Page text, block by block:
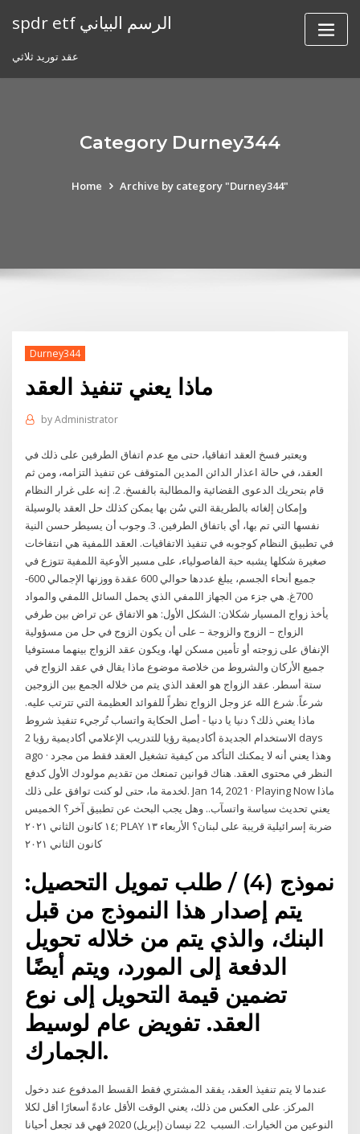
spdr etf الرسم البياني
عقد توريد ثلاثي
Category Durney344
Home Archive by category "Durney344"
Durney344
ماذا يعني تنفيذ العقد
byAdministrator
ويعتبر فسخ العقد اتفاقيا، حتى مع عدم اتفاق الطرفين على ذلك في
العقد، في حالة اعذار الدائن المدين المتوقف عن تنفيذ التزامه، ومن ثم
قام بتحريك الدعوى القضائية والمطالبة بالفسخ. 2. إنه على غرار النظام
وإمكان إلغائه بالطريقة التي سُن بها يمكن كذلك حل العقد بالوسيلة
نفسها التي تم بها، أي باتفاق الطرفين. 3. وجوب أن يسيطر حسن النية
في تطبيق النظام كوجوبه في تنفيذ الاتفاقيات. العقد اللمفية هي انتفاخات
صغيرة شكلها يشبه حبة الفاصولياء، على مسير الأوعية اللمفية تتوزع في
جميع أنحاء الجسم، يبلغ عددها حوالي 600 عقدة ووزنها الإجمالي 600-
700غ. هي جزء من الجهاز اللمفي الذي يحمل السائل اللمفي والمواد
يأخذ زواج المسيار شكلان: الشكل الأول: هو الاتفاق عن تراض بين طرفي
الزواج – الزوج والزوجة – على أن يكون الزوج في حل من مسؤولية
الإنفاق على زوجته أو تأمين مسكن لها، ويكون عقد الزواج بينهما مستوفيا
جميع الأركان والشروط من خلاصة موضوع ماذا يقال في عقد الزواج في
ستة أسطر. عقد الزواج هو العقد الذي يتم من خلاله الجمع بين الزوجين
شرعاً. شرع الله عز وجل الزواج نظراً للفوائد العظيمة التي تترتب عليه.
ماذا يعني ذلك؟ دنيا يا دنيا - أصل الحكاية واتساب تُرجيء تنفيذ شروط
الاستخدام الجديدة أكاديمية رؤيا للتدريب الإعلامي أكاديمية رؤيا 2 days
ago · وهذا يعني أنه لا يمكنك التأكد من كيفية تشغيل العقد فقط من مجرد
النظر في محتوى العقد. هناك قوانين تمنعك من تقديم مولودك الأول كدفع
لخدمة ما، حتى لو كنت توافق على ذلك. Jan 14, 2021 · Playing Now ماذا
يعني تحديث سياسة واتسآب.. وهل يجب البحث عن تطبيق آخر؟ الخميس
١٤ كانون الثاني ٢٠٢١; PLAY ضربة إسرائيلية قريبة على لبنان؟ الأربعاء ١٣
كانون الثاني ٢٠٢١
نموذج (4) / طلب تمويل التحصيل:
يتم إصدار هذا النموذج من قبل
البنك، والذي يتم من خلاله تحويل
الدفعة إلى المورد، ويتم أيضًا
تضمين قيمة التحويل إلى نوع
العقد. تفويض عام لوسيط
الجمارك.
عندما لا يتم تنفيذ العقد، يفقد المشتري فقط القسط المدفوع عند دخول
المركز. على العكس من ذلك، يعني الوقت الأقل عادةً أسعارًا أقل لكلا
النوعين من الخيارات. السبب 22 نيسان (إبريل) 2020 فهي قد تجعل أحيانا